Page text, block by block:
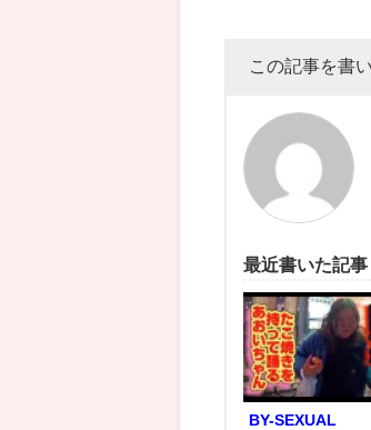
この記事を書
最近書いた記事
BY-SEXUAL